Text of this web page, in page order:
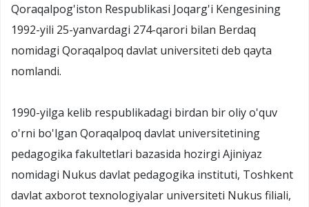
Qoraqalpog'iston Respublikasi Joqarg'i Kengesining
1992-yili 25-yanvardagi 274-qarori bilan Berdaq
nomidagi Qoraqalpoq davlat universiteti deb qayta
nomlandi.
1990-yilga kelib respublikadagi birdan bir oliy o'quv
o'rni bo'lgan Qoraqalpoq davlat universitetining
pedagogika fakultetlari bazasida hozirgi Ajiniyaz
nomidagi Nukus davlat pedagogika instituti, Toshkent
davlat axborot texnologiyalar universiteti Nukus filiali,